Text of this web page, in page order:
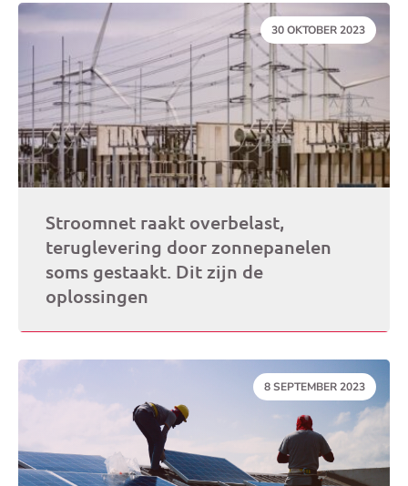
DATUM:
30 OKTOBER 2023
Stroomnet raakt overbelast,
teruglevering door zonnepanelen
soms gestaakt. Dit zijn de
oplossingen
DATUM:
8 SEPTEMBER 2023